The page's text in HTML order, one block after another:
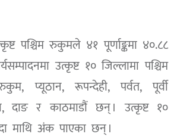
पश्चिम रुकुमले ४१ पूर्णाङ्कमा ४०.८८
उत्कृष्ट १० जिल्लामा पश्चिम
प्यूठान, रूपन्देही, पर्वत, पूर्वी
दाङ र काठमाडौं छन् । उत्कृष्ट १०
माथि अंक पाएका छन् ।